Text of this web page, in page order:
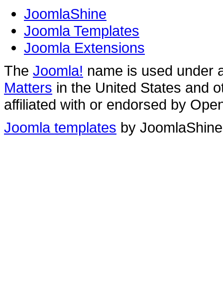
JoomlaShine
Joomla Templates
Joomla Extensions
The Joomla! name is used under
Matters in the United States and
affiliated with or endorsed by
Joomla templates by